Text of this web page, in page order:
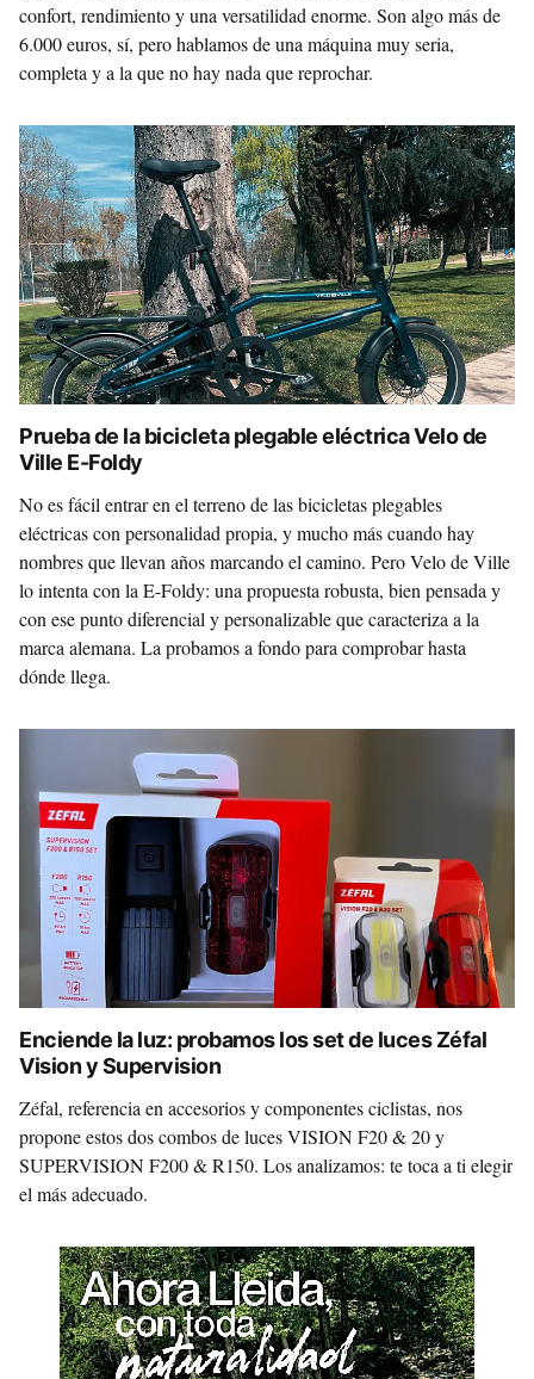
confort, rendimiento y una versatilidad enorme. Son algo más de
6.000 euros, sí, pero hablamos de una máquina muy seria,
completa y a la que no hay nada que reprochar.
Prueba de la bicicleta plegable eléctrica Velo de
Ville E-Foldy
No es fácil entrar en el terreno de las bicicletas plegables
eléctricas con personalidad propia, y mucho más cuando hay
nombres que llevan años marcando el camino. Pero Velo de Ville
lo intenta con la E-Foldy: una propuesta robusta, bien pensada y
con ese punto diferencial y personalizable que caracteriza a la
marca alemana. La probamos a fondo para comprobar hasta
dónde llega.
Enciende la luz: probamos los set de luces Zéfal
Vision y Supervision
Zéfal, referencia en accesorios y componentes ciclistas, nos
propone estos dos combos de luces VISION F20 & 20 y
SUPERVISION F200 & R150. Los analizamos: te toca a ti elegir
el más adecuado.